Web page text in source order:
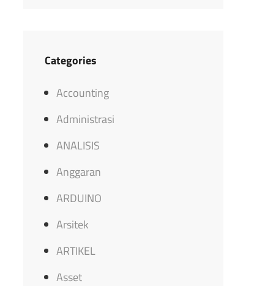
Categories
Accounting
Administrasi
ANALISIS
Anggaran
ARDUINO
Arsitek
ARTIKEL
Asset